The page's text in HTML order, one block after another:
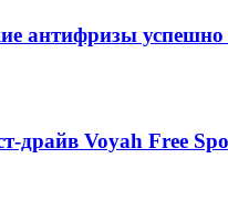
антифризы
драйв Voyah Free